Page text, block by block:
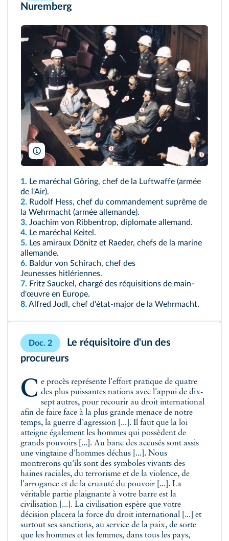
Nuremberg
AKG
1. Le maréchal Göring, chef de la Luftwaffe (armée
de l'Air).
2. Rudolf Hess, chef du commandement suprême de
la Wehrmacht (armée allemande).
3. Joachim von Ribbentrop, diplomate allemand.
4. Le maréchal Keitel.
5. Les amiraux Dönitz et Raeder, chefs de la marine
allemande.
6. Baldur von Schirach, chef des
Jeunesses hitlériennes.
7. Fritz Sauckel, chargé des réquisitions de main-
d'œuvre en Europe.
8. Alfred Jodl, chef d'état-major de la Wehrmacht.
Doc. 2
Le réquisitoire d'un des
procureurs
Ce procès représente l'effort pratique de quatre des plus puissantes nations avec l'appui de dix-
sept autres, pour recourir au droit international
afin de faire face à la plus grande menace de notre
temps, la guerre d'agression [...]. Il faut que la loi
atteigne également les hommes qui possèdent de
grands pouvoirs [...]. Au banc des accusés sont assis
une vingtaine d'hommes déchus [...]. Nous
montrerons qu'ils sont des symboles vivants des
haines raciales, du terrorisme et de la violence, de
l'arrogance et de la cruauté du pouvoir [...]. La
véritable partie plaignante à votre barre est la
civilisation [...]. La civilisation espère que votre
décision placera la force du droit international [...] et
surtout ses sanctions, au service de la paix, de sorte
que les hommes et les femmes, dans tous les pays,